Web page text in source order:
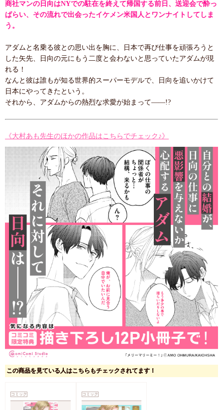
商社マンの日向はNYでの駐在を終えて帰国する前日、送迎会で酔っ
ぱらい、その流れで出会ったイケメン米国人とワンナイトしてしま
う。
アダムと名乗る彼との思い出を胸に、日本で再び仕事を頑張ろうと
した矢先、日向の元にもう二度と会わないと思っていたアダムが現
れる！
なんと彼は誰もが知る世界的スーパーモデルで、日向を追いかけて
日本にやってきたという。
それから、アダムからの熱烈な求愛が始まって――!?
《大村あも先生のほかの作品はこちらでチェック♪》
この商品を見ている人はこちらもチェックされてます！
コミック コミック